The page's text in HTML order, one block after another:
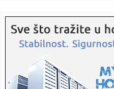
08:19: MESI SE VRATIO
asistencija i no...
08:17:
da zov...
08:16:200 na sat: Novi